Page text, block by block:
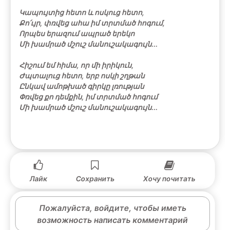
Կապույտից հետո և ոսկուց հետո,
Քո՛ւյր, փռվեց ահա իմ տրտմած հոգում,
Որպես երազում ապրած երեկո
Մի խամրած մշուշ մանուշակագույն...
Հիշում եմ հիմա, որ մի իրիկուն,
Ժպտալուց հետո, երբ ոսկի շղթան
Ընկավ ամոթխած գիրկը լռության
Փռվեց քո դեմքին, իմ տրտմած հոգում
Մի խամրած մշուշ մանուշակագույն...
Лайк Сохранить Хочу почитать
Пожалуйста, войдите, чтобы иметь
возможность написать комментарий